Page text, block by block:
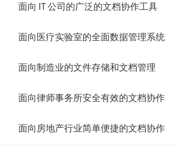
面向 IT 公司的广泛的文档协作工具
面向医疗实验室的全面数据管理系统
面向制造业的文件存储和文档管理
面向律师事务所安全有效的文档协作
面向房地产行业简单便捷的文档协作